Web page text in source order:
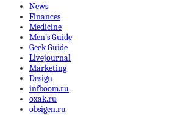
News
Finances
Medicine
Men’s Guide
Geek Guide
Livejournal
Marketing
Design
infboom.ru
oxak.ru
obsigen.ru